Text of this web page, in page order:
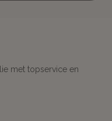
met topservice en